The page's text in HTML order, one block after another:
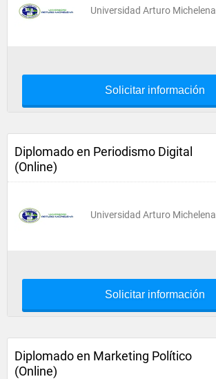
Universidad Arturo Michelena
Solicitar información
Diplomado en Periodismo Digital
(Online)
Universidad Arturo Michelena
Solicitar información
Diplomado en Marketing Político
(Online)